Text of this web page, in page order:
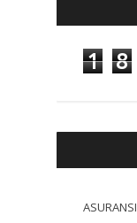
1 8
ASURANSI